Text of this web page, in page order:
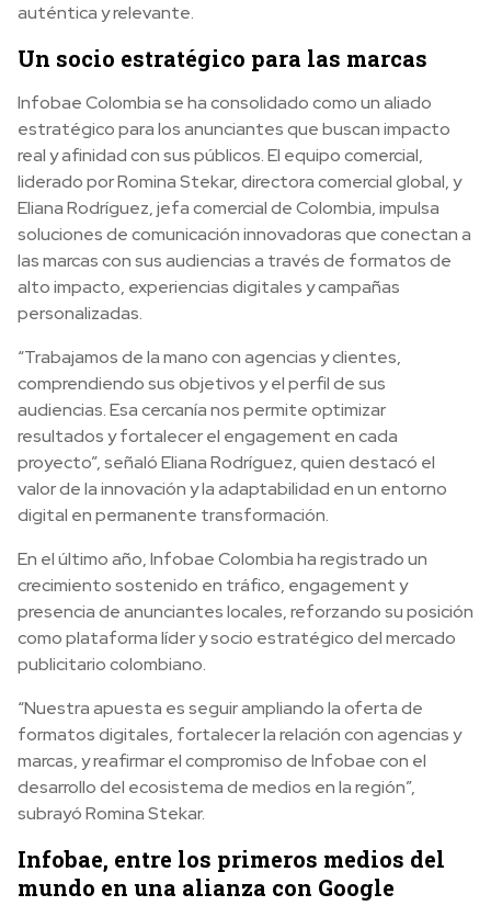
auténtica y relevante.
Un socio estratégico para las marcas
Infobae Colombia se ha consolidado como un aliado
estratégico para los anunciantes que buscan impacto
real y afinidad con sus públicos. El equipo comercial,
liderado por Romina Stekar, directora comercial global, y
Eliana Rodríguez, jefa comercial de Colombia, impulsa
soluciones de comunicación innovadoras que conectan a
las marcas con sus audiencias a través de formatos de
alto impacto, experiencias digitales y campañas
personalizadas.
“Trabajamos de la mano con agencias y clientes,
comprendiendo sus objetivos y el perfil de sus
audiencias. Esa cercanía nos permite optimizar
resultados y fortalecer el engagement en cada
proyecto”, señaló Eliana Rodríguez, quien destacó el
valor de la innovación y la adaptabilidad en un entorno
digital en permanente transformación.
En el último año, Infobae Colombia ha registrado un
crecimiento sostenido en tráfico, engagement y
presencia de anunciantes locales, reforzando su posición
como plataforma líder y socio estratégico del mercado
publicitario colombiano.
“Nuestra apuesta es seguir ampliando la oferta de
formatos digitales, fortalecer la relación con agencias y
marcas, y reafirmar el compromiso de Infobae con el
desarrollo del ecosistema de medios en la región”,
subrayó Romina Stekar.
Infobae, entre los primeros medios del
mundo en una alianza con Google